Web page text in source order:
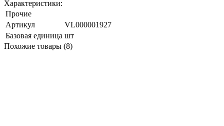
Характеристики:
Прочие
Артикул
VL000001927
Базовая единица шт
Похожие товары (8)